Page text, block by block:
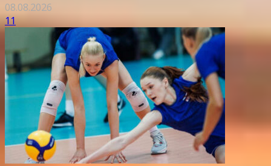
08.08.2026
11